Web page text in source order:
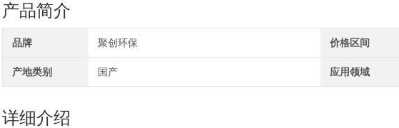
产品简介
品牌 聚创环保 价格区间
产地类别 国产 应用领域
详细介绍